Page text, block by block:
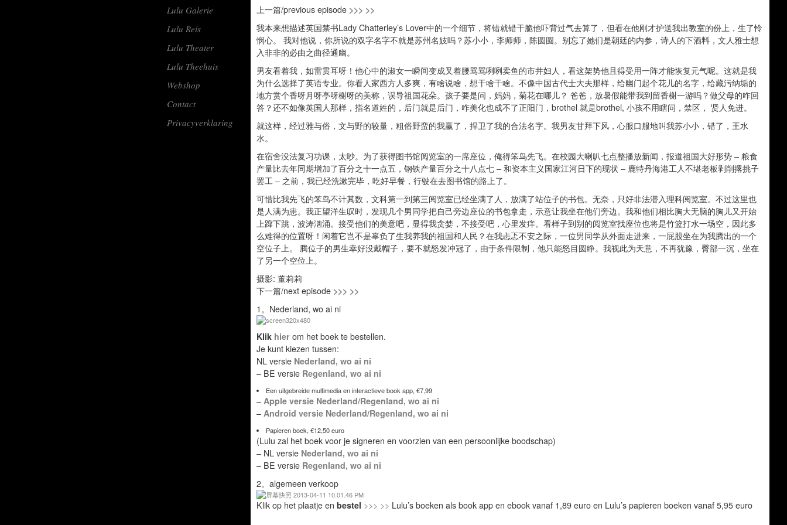
Lulu Galerie
Lulu Reis
Lulu Theater
Lulu Theehuis
Webshop
Contact
Privacyverklaring
上一篇/previous episode >>> >>
我本来想描述英国禁书Lady Chatterley’s Lover中的一个细节，将错就错干脆他吓背过气去算了，但看在他刚才护送我出教室的份上，生了怜
悯心。 我对他说，你所说的双字名字不就是苏州名妓吗？苏小小，李师师，陈圆圆。别忘了她们是朝廷的内参，诗人的下酒料，文人雅士想
入非非的必由之曲径通幽。
男友看着我，如雷贯耳呀！他心中的淑女一瞬间变成叉着腰骂骂咧咧卖鱼的市井妇人，看这架势他且得受用一阵才能恢复元气呢。这就是我
为什么选择了英语专业。你看人家西方人多爽，有啥说啥，想干啥干啥。不像中国古代士大夫那样，给幽门起个花儿的名字，给藏污纳垢的
地方赏个香呀月呀亭呀榭呀的美称，误导祖国花朵。孩子要是问，妈妈，菊花在哪儿？ 爸爸，放暑假能带我到留香榭一游吗？做父母的咋回
答？还不如像英国人那样，指名道姓的，后门就是后门，咋美化也成不了正阳门，brothel 就是brothel, 小孩不用瞎问，禁区， 贤人免进。
就这样，经过雅与俗，文与野的较量，粗俗野蛮的我赢了，捍卫了我的合法名字。我男友甘拜下风，心服口服地叫我苏小小，错了，王水
水。
在宿舍没法复习功课，太吵。为了获得图书馆阅览室的一席座位，俺得笨鸟先飞。在校园大喇叭七点整播放新闻，报道祖国大好形势 – 粮食
产量比去年同期增加了百分之十一点五，钢铁产量百分之十八点七 – 和资本主义国家江河日下的现状 – 鹿特丹海港工人不堪老板剥削撂挑子
罢工 – 之前，我已经洗漱完毕，吃好早餐，行驶在去图书馆的路上了。
可惜比我先飞的笨鸟不计其数，文科第一到第三阅览室已经坐满了人，放满了站位子的书包。无奈，只好非法潜入理科阅览室。不过这里也
是人满为患。我正望洋生叹时，发现几个男同学把自己旁边座位的书包拿走，示意让我坐在他们旁边。我和他们相比胸大无脑的胸儿又开始
上蹿下跳，波涛汹涌。接受他们的美意吧，显得我贪婪，不接受吧，心里发痒。看样子到别的阅览室找座位也将是竹篮打水一场空，因此多
么难得的位置呀！闲着它岂不是辜负了生我养我的祖国和人民？在我忐忑不安之际，一位男同学从外面走进来，一屁股坐在为我腾出的一个
空位子上。 腾位子的男生幸好没戴帽子，要不就怒发冲冠了，由于条件限制，他只能怒目圆睁。我视此为天意，不再犹豫，臀部一沉，坐在
了另一个空位上。
摄影: 董莉莉
下一篇/next episode >>> >>
1。Nederland, wo ai ni
Klik hierom het boek te bestellen.
Je kunt kiezen tussen:
NL versie Nederland, wo ai ni
– BE versie Regenland, wo ai ni
Een uitgebreide multimedia en interactieve book app, €7,99
– Apple versie Nederland/Regenland, wo ai ni
– Android versie Nederland/Regenland, wo ai ni
Papieren boek, €12,50 euro
(Lulu zal het boek voor je signeren en voorzien van een persoonlijke boodschap)
– NL versie Nederland, wo ai ni
– BE versie Regenland, wo ai ni
2。algemeen verkoop
Klik op het plaatje en bestel >>> >> Lulu’s boeken als book app en ebook vanaf 1,89 euro en Lulu’s papieren boeken vanaf 5,95 euro